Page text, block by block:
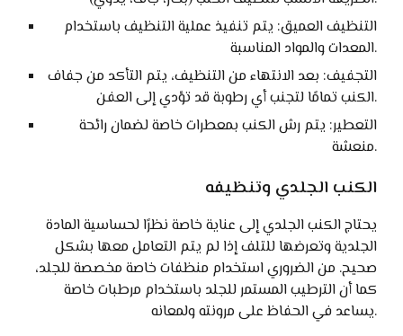
التنظيف العميق: يتم تنفيذ عملية التنظيف باستخدام
المعدات والمواد المناسبة.
التجفيف: بعد الانتهاء من التنظيف، يتم التأكد من جفاف
الكنب تمامًا لتجنب أي رطوبة قد تؤدي إلى العفن.
التعطير: يتم رش الكنب بمعطرات خاصة لضمان رائحة
منعشة.
الكنب الجلدي وتنظيفه
يحتاج الكنب الجلدي إلى عناية خاصة نظرًا لحساسية المادة
الجلدية وتعرضها للتلف إذا لم يتم التعامل معها بشكل
صحيح. من الضروري استخدام منظفات خاصة مخصصة للجلد،
كما أن الترطيب المستمر للجلد باستخدام مرطبات خاصة
يساعد في الحفاظ على مرونته ولمعانه.